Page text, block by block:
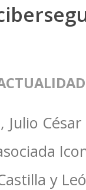
y